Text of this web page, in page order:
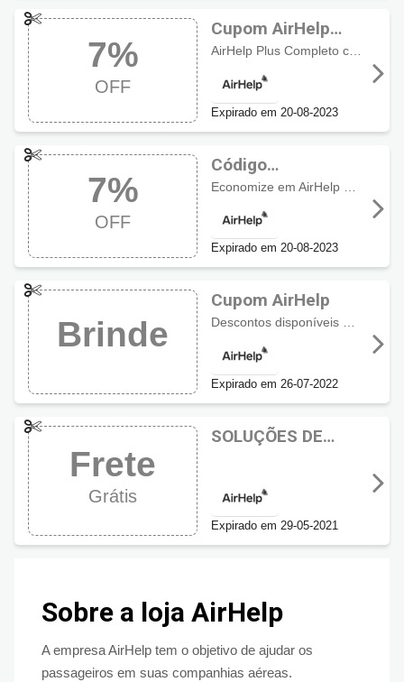
7%
OFF
Cupom AirHelp
com 7% OFF
AirHelp Plus Completo com
Expirado em 20-08-2023
7%
OFF
Código
Promocional
AirHelp com 7%
OFF
Expirado em 20-08-2023
Brinde
Cupom AirHelp
Expirado em 26-07-2022
Frete
Grátis
SOLUÇÕES DE
Expirado em 29-05-2021
Sobre a loja AirHelp
A empresa AirHelp tem o objetivo de ajudar os
passageiros em suas companhias aéreas.